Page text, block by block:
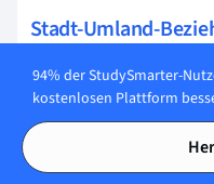
Stadt-Umland-
Raumplanung
Stadttypen
Globaler Norden
94% der StudySmarter-
kostenlosen Plattform